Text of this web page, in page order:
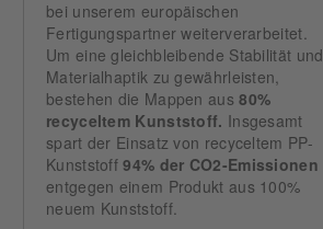
bei unserem europäischen
Fertigungspartner weiterverarbeitet.
Um eine gleichbleibende Stabilität und
Materialhaptik zu gewährleisten,
bestehen die Mappen aus80%
recyceltem Kunststoff. Insgesamt
spart der Einsatz von recyceltem PP-
Kunststoff94% der CO2-Emissionen
entgegen einem Produkt aus 100%
neuem Kunststoff.